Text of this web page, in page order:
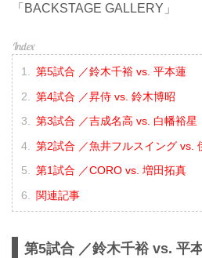
「BACKSTAGE GALLERY」
第5試合 ／鈴木千裕 vs. 平本蓮
第4試合 ／昇侍 vs. 鈴木博昭
第3試合 ／吉成名高 vs. 白幡裕星
第2試合 ／魚井フルスイング vs.
第1試合 ／CORO vs. 増田拓真
関連記事
第5試合 ／鈴木千裕 vs. 平